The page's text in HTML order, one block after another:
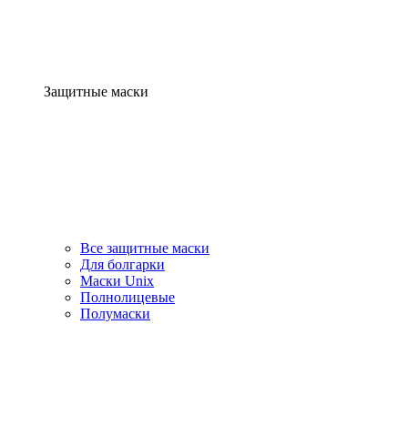
Защитные маски
Все защитные маски
Для болгарки
Маски Unix
Полнолицевые
Полумаски